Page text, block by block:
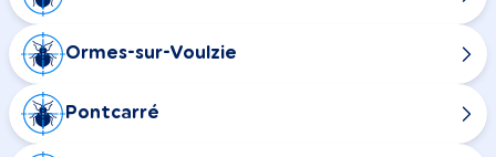
Ormes-sur-Voulzie
Pontcarré